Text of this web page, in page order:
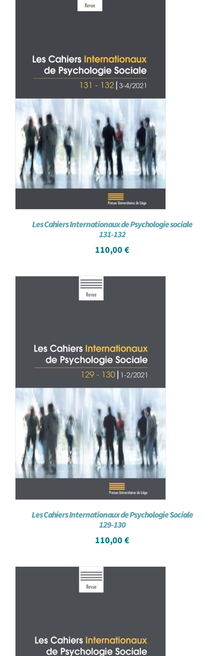
Les Cahiers Internationaux de Psychologie sociale
131-132
110,00 €
Les Cahiers Internationaux de Psychologie Sociale
129-130
110,00 €